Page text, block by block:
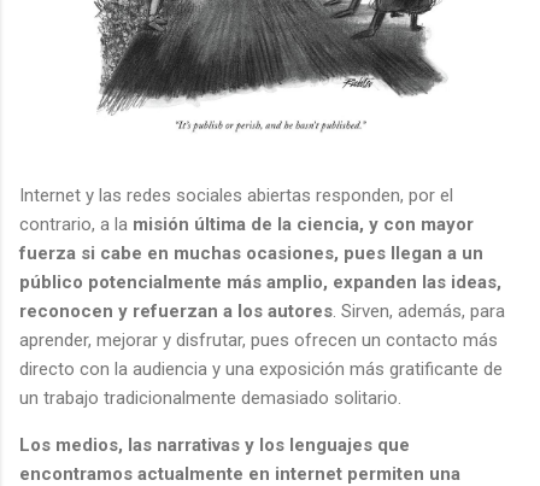
Internet y las redes sociales abiertas responden, por el
contrario, a la misión última de la ciencia, y con mayor
fuerza si cabe en muchas ocasiones, pues llegan a un
público potencialmente más amplio, expanden las ideas,
reconocen y refuerzan a los autores. Sirven, además, para
aprender, mejorar y disfrutar, pues ofrecen un contacto más
directo con la audiencia y una exposición más gratificante de
un trabajo tradicionalmente demasiado solitario.
Los medios, las narrativas y los lenguajes que
encontramos actualmente en internet permiten una